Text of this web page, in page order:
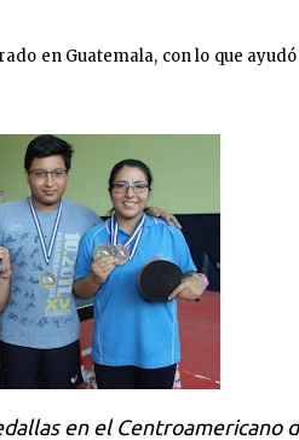
en Guatemala, con lo que ayudó
en el Centroamericano